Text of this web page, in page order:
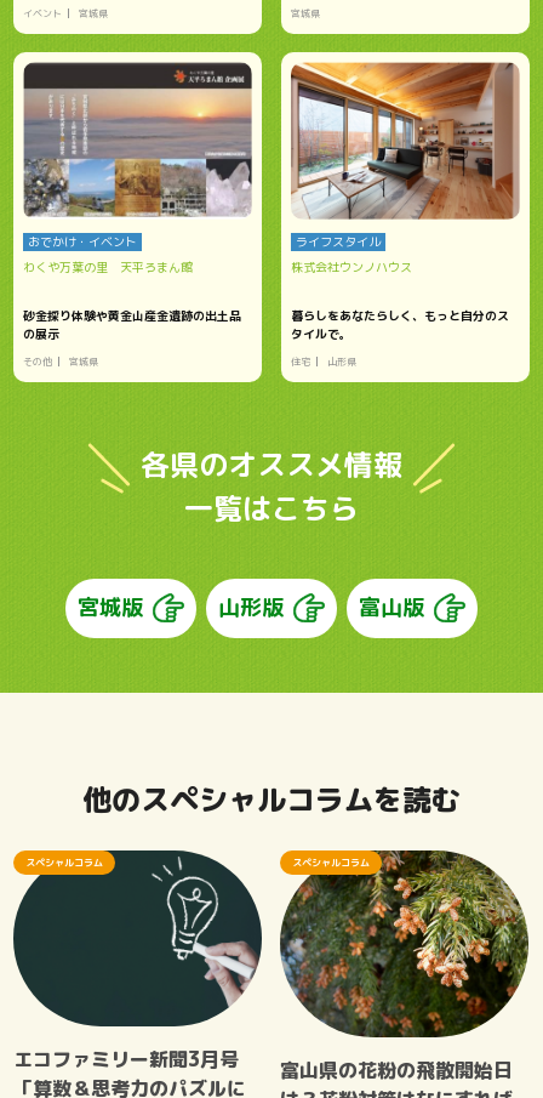
イベント 宮城県 宮城県
おでかけ・イベント
わくや万葉の里 天平ろまん館
砂金採り体験や黄金山産金遺跡の出土品
の展示
その他 宮城県
ライフスタイル
株式会社ウンノハウス
暮らしをあなたらしく、もっと自分のス
タイルで。
住宅 山形県
各県のオススメ情報
一覧はこちら
宮城版 山形版 富山版
他のスペシャルコラムを読む
エコファミリー新聞3月号
「算数＆思考力のパズルに
スペシャルコラム
富山県の花粉の飛散開始日
スペシャルコラム